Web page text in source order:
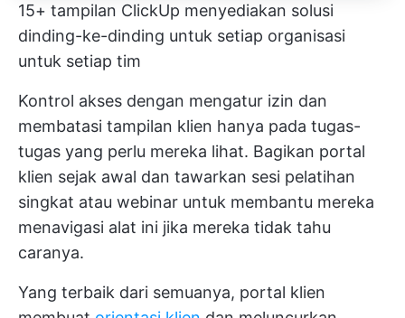
15+ tampilan ClickUp menyediakan solusi
dinding-ke-dinding untuk setiap organisasi
untuk setiap tim
Kontrol akses dengan mengatur izin dan
membatasi tampilan klien hanya pada tugas-
tugas yang perlu mereka lihat. Bagikan portal
klien sejak awal dan tawarkan sesi pelatihan
singkat atau webinar untuk membantu mereka
menavigasi alat ini jika mereka tidak tahu
caranya.
Yang terbaik dari semuanya, portal klien